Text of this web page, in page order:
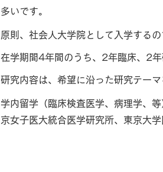
多いです。
原則、社会人大学院として入学する
在学期間4年間のうち、2年臨床、2年
研究内容は、希望に沿った研究テー
学内留学（臨床検査医学、病理学、
京女子医大統合医学研究所、東京大